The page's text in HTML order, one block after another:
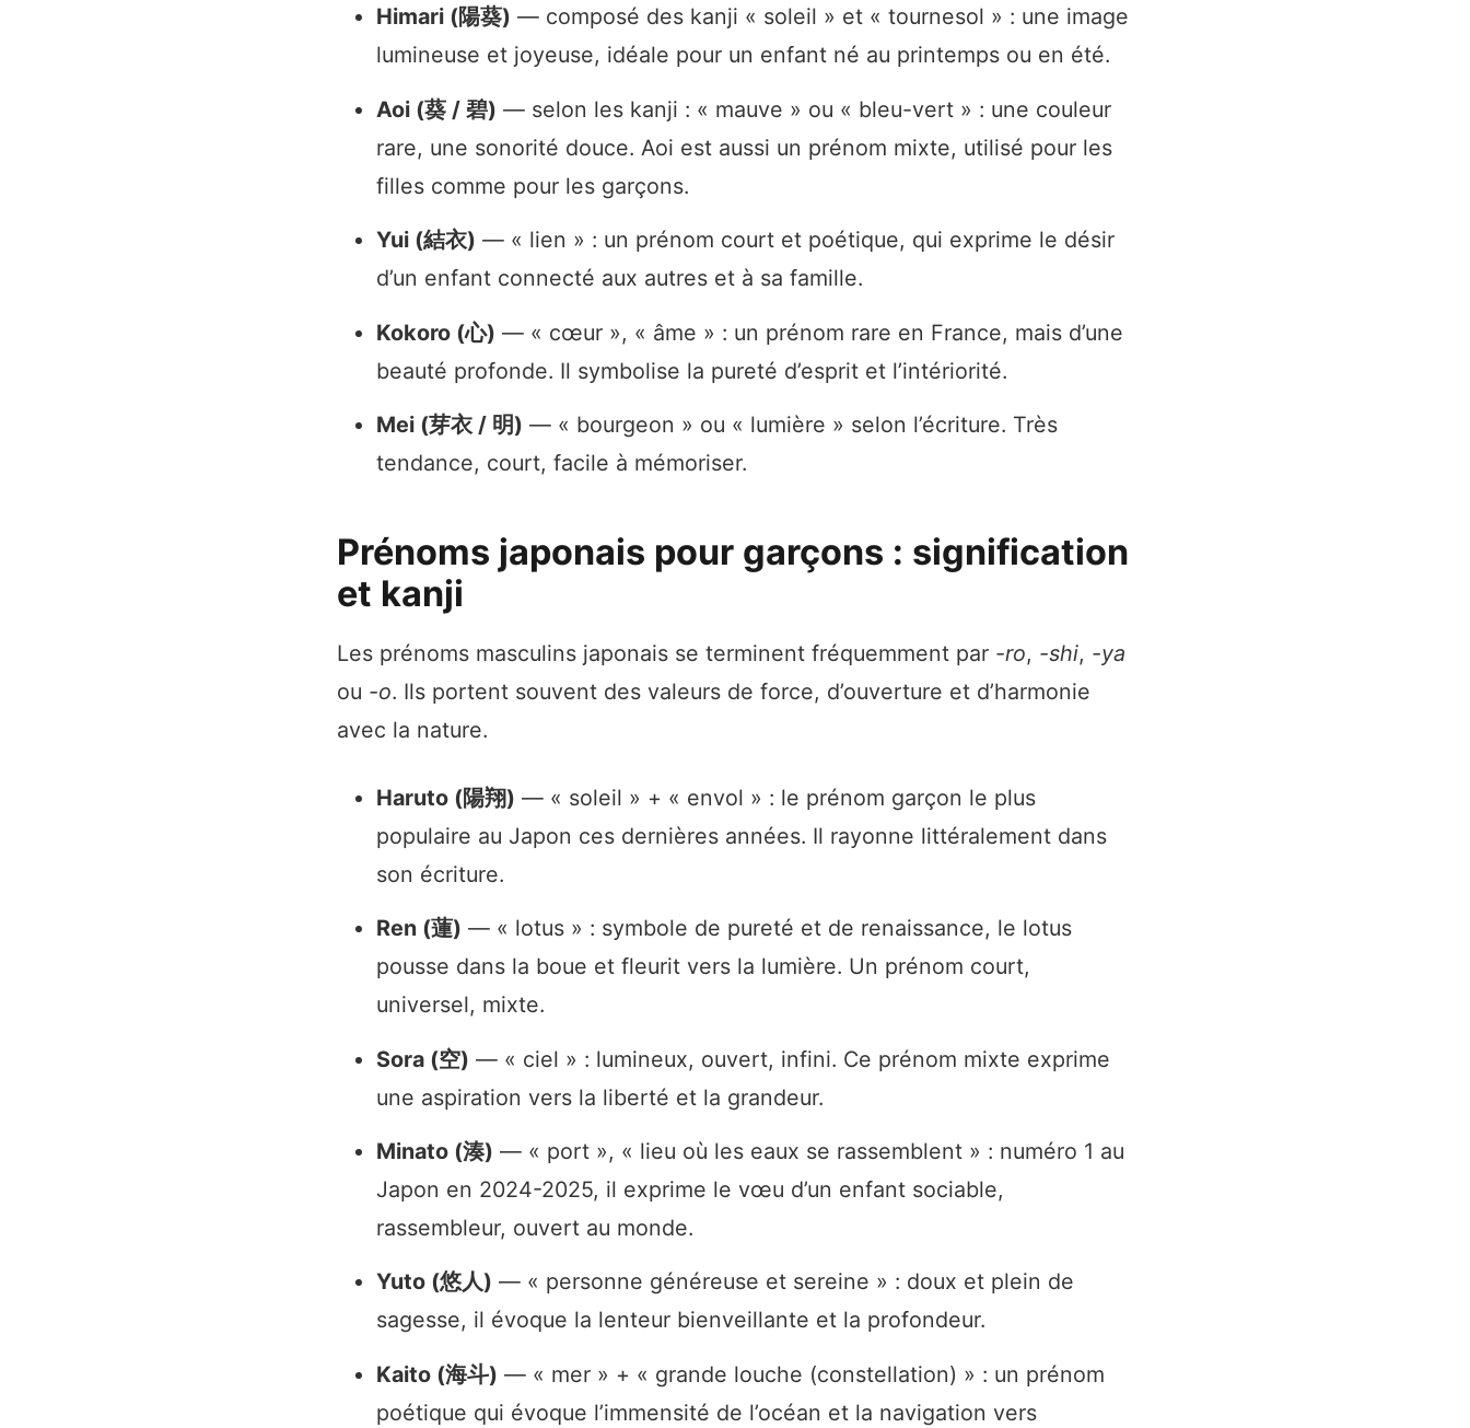
Himari (陽葵) — composé des kanji « soleil » et « tournesol » : une image
lumineuse et joyeuse, idéale pour un enfant né au printemps ou en été.
Aoi (葵 / 碧) — selon les kanji : « mauve » ou « bleu-vert » : une couleur
rare, une sonorité douce. Aoi est aussi un prénom mixte, utilisé pour les
filles comme pour les garçons.
Yui (結衣) — « lien » : un prénom court et poétique, qui exprime le désir
d’un enfant connecté aux autres et à sa famille.
Kokoro (心) — « cœur », « âme » : un prénom rare en France, mais d’une
beauté profonde. Il symbolise la pureté d’esprit et l’intériorité.
Mei (芽衣 / 明) — « bourgeon » ou « lumière » selon l’écriture. Très
tendance, court, facile à mémoriser.
Prénoms japonais pour garçons : signification
et kanji
Les prénoms masculins japonais se terminent fréquemment par -ro, -shi, -ya
ou -o. Ils portent souvent des valeurs de force, d’ouverture et d’harmonie
avec la nature.
Haruto (陽翔) — « soleil » + « envol » : le prénom garçon le plus
populaire au Japon ces dernières années. Il rayonne littéralement dans
son écriture.
Ren (蓮) — « lotus » : symbole de pureté et de renaissance, le lotus
pousse dans la boue et fleurit vers la lumière. Un prénom court,
universel, mixte.
Sora (空) — « ciel » : lumineux, ouvert, infini. Ce prénom mixte exprime
une aspiration vers la liberté et la grandeur.
Minato (湊) — « port », « lieu où les eaux se rassemblent » : numéro 1 au
Japon en 2024-2025, il exprime le vœu d’un enfant sociable,
rassembleur, ouvert au monde.
Yuto (悠人) — « personne généreuse et sereine » : doux et plein de
sagesse, il évoque la lenteur bienveillante et la profondeur.
Kaito (海斗) — « mer » + « grande louche (constellation) » : un prénom
poétique qui évoque l’immensité de l’océan et la navigation vers